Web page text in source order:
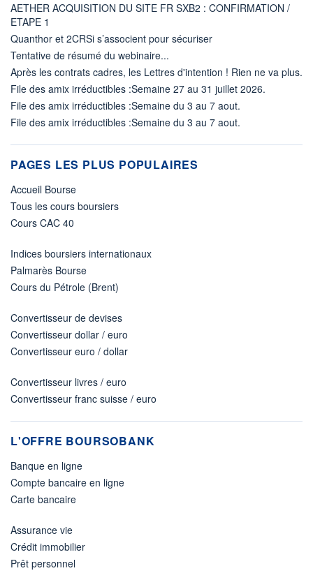
AETHER ACQUISITION DU SITE FR SXB2 : CONFIRMATION /
ETAPE 1
Quanthor et 2CRSi s’associent pour sécuriser
Tentative de résumé du webinaire...
Après les contrats cadres, les Lettres d'intention ! Rien ne va plus.
File des amix irréductibles :Semaine 27 au 31 juillet 2026.
File des amix irréductibles :Semaine du 3 au 7 aout.
File des amix irréductibles :Semaine du 3 au 7 aout.
PAGES LES PLUS POPULAIRES
Accueil Bourse
Tous les cours boursiers
Cours CAC 40
Indices boursiers internationaux
Palmarès Bourse
Cours du Pétrole (Brent)
Convertisseur de devises
Convertisseur dollar / euro
Convertisseur euro / dollar
Convertisseur livres / euro
Convertisseur franc suisse / euro
L'OFFRE BOURSOBANK
Banque en ligne
Compte bancaire en ligne
Carte bancaire
Assurance vie
Crédit immobilier
Prêt personnel